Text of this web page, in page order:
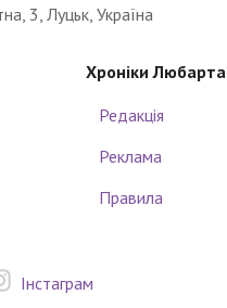
3, Луцьк, Україна
Хроніки Любарта
Редакція
Реклама
Правила
Інстаграм